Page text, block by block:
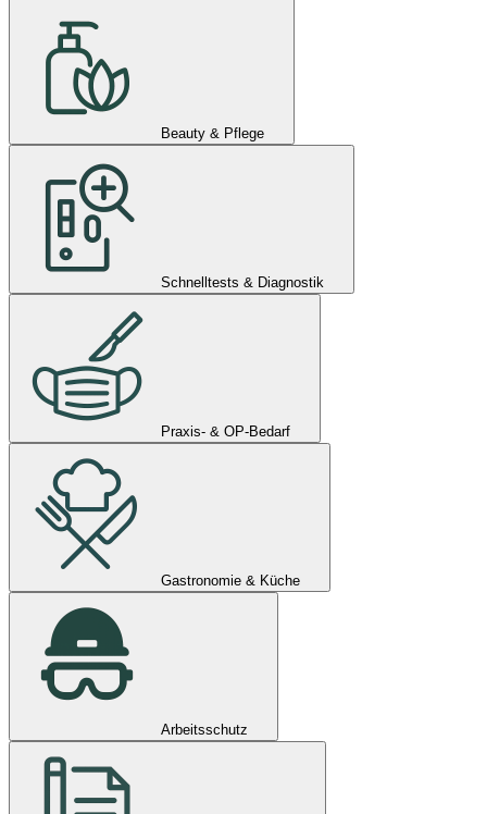
Beauty & Pflege
Schnelltests & Diagnostik
Praxis- & OP-Bedarf
Gastronomie & Küche
Arbeitsschutz